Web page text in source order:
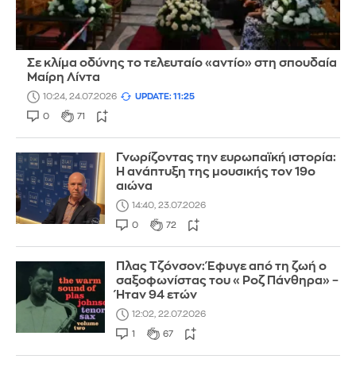
Σε κλίμα οδύνης το τελευταίο «αντίο» στη σπουδαία
Μαίρη Λίντα
10:24, 24.07.2026 UPDATE: 11:25
0 71
Γνωρίζοντας την ευρωπαϊκή ιστορία:
H ανάπτυξη της μουσικής τον 19ο
αιώνα
14:40, 23.07.2026
0 72
Πλας Τζόνσον: Έφυγε από τη ζωή ο
σαξοφωνίστας του «Ροζ Πάνθηρα» –
Ήταν 94 ετών
12:02, 22.07.2026
1 67